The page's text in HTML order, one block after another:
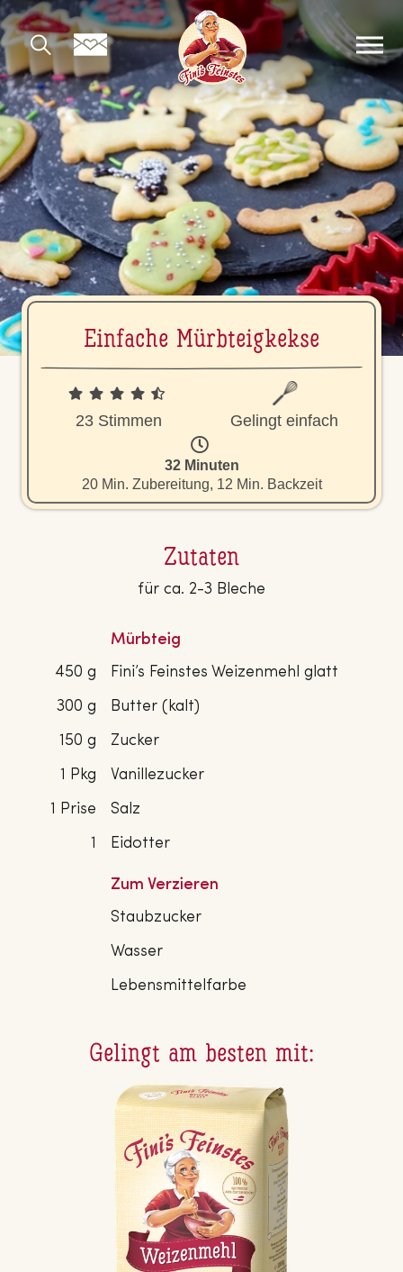
Einfache Mürb­teig­kek­se
23 Stimmen Gelingt einfach
32 Minuten
20 Min. Zubereitung, 12 Min. Backzeit
Zutaten
für ca. 2-3 Bleche
Mürbteig
450 g
Fini’s Feinstes Weizenmehl glatt
300 g
Butter (kalt)
150 g
Zucker
1 Pkg
Vanillezucker
1 Prise
Salz
1
Eidotter
Zum Verzieren
Staubzucker
Wasser
Lebensmittelfarbe
Gelingt am besten mit: